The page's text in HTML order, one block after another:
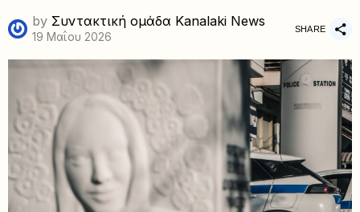
by Συντακτική ομάδα Kanalaki News
19 Μαΐου 2026
SHARE